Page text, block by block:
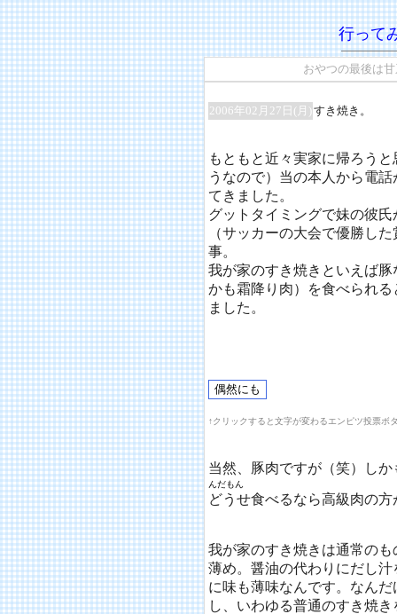
行って
おやつの最後は
2006年02月27日(月)すき焼き。
もともと近々実家に帰ろう
うなので）当の本人から電
てきました。
グットタイミングで妹の彼
（サッカーの大会で優勝し
事。
我が家のすき焼きといえば
かも霜降り肉）を食べられ
ました。
↑クリックすると文字が変わるエンピツ投票ボ
当然、豚肉ですが（笑）し
んだもん
どうせ食べるなら高級肉の
我が家のすき焼きは通常の
薄め。醤油の代わりにだし
に味も薄味なんです。なん
し、いわゆる普通のすき焼